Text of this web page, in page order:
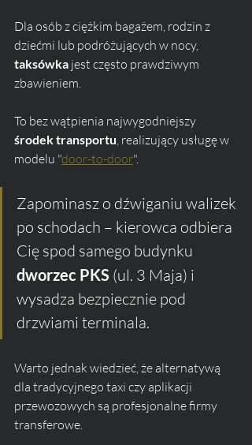
Dla osób z ciężkim bagażem, rodzin z
dziećmi lub podróżujących w nocy,
taksówka jest często prawdziwym
zbawieniem.
To bez wątpienia najwygodniejszy
środek transportu , realizujący usługę w
modelu "door-to-door".
Zapominasz o dźwiganiu walizek
po schodach – kierowca odbiera
Cię spod samego budynku
dworzec PKS (ul. 3 Maja) i
wysadza bezpiecznie pod
drzwiami terminala.
Warto jednak wiedzieć, że alternatywą
dla tradycyjnego taxi czy aplikacji
przewozowych są profesjonalne firmy
transferowe.